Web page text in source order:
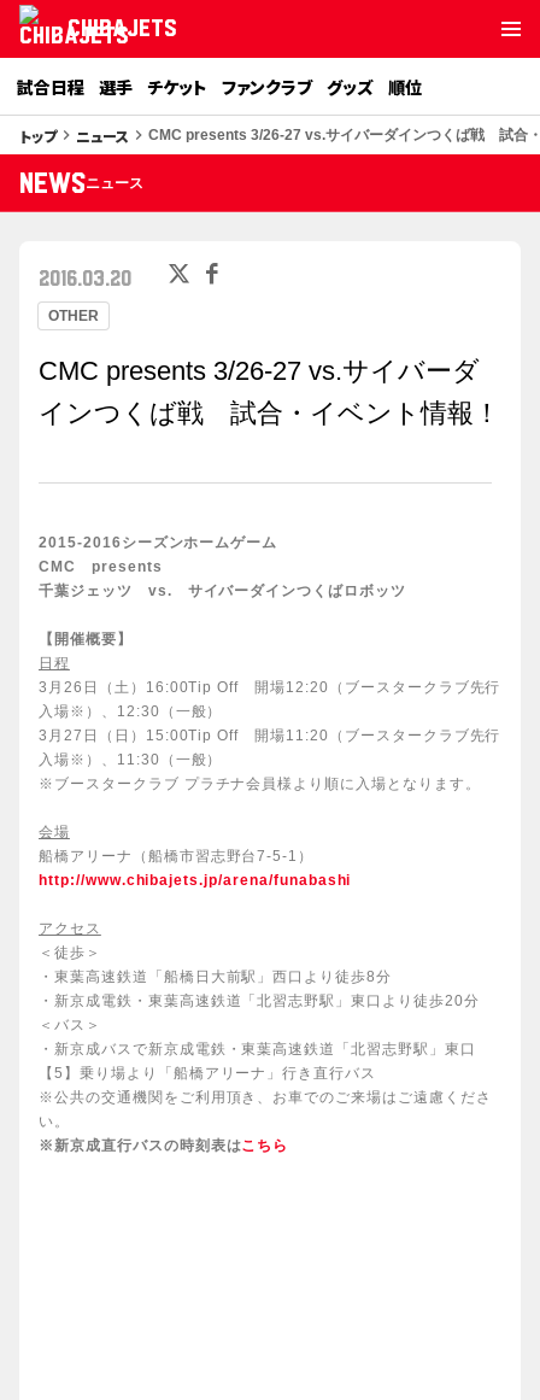
CHIBAJETS
試合日程 選手 チケット ファンクラブ グッズ 順位
トップkeyboard_arrow_right ニュース keyboard_arrow_right CMC presents 3/26-27 vs.サイバーダインつくば戦 試合
NEWSニュース
OTHER
2016.03.20
CMC presents 3/26-27 vs.サイバーダ
インつくば戦 試合・イベント情報！
2015-2016シーズンホームゲーム
CMC presents
千葉ジェッツ vs. サイバーダインつくばロボッツ
【開催概要】
日程
3月26日（土）16:00Tip Off 開場12:20（ブースタークラブ先行
入場※）、12:30（一般）
3月27日（日）15:00Tip Off 開場11:20（ブースタークラブ先行
入場※）、11:30（一般）
※ブースタークラブ プラチナ会員様より順に入場となります。
会場
船橋アリーナ（船橋市習志野台7-5-1）
http://www.chibajets.jp/arena/funabashi
アクセス
＜徒歩＞
・東葉高速鉄道「船橋日大前駅」西口より徒歩8分
・新京成電鉄・東葉高速鉄道「北習志野駅」東口より徒歩20分
＜バス＞
・新京成バスで新京成電鉄・東葉高速鉄道「北習志野駅」東口
【5】乗り場より「船橋アリーナ」行き直行バス
※公共の交通機関をご利用頂き、お車でのご来場はご遠慮くださ
い。
※新京成直行バスの時刻表はこちら